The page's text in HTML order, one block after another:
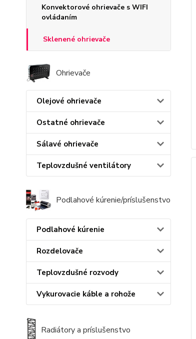
Konvektorové ohrievače s WIFI
ovládaním
Sklenené ohrievače
Ohrievače
Olejové ohrievače
Ostatné ohrievače
Sálavé ohrievače
Teplovzdušné ventilátory
Podlahové kúrenie/príslušenstvo
Podlahové kúrenie
Rozdelovače
Teplovzdušné rozvody
Vykurovacie káble a rohože
Radiátory a príslušenstvo